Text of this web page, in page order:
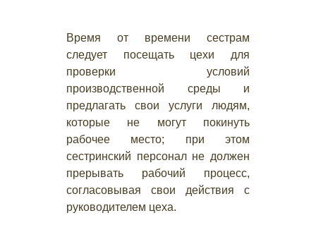
Время от времени сестрам
следует посещать цехи для
проверки условий
производственной среды и
предлагать свои услуги людям,
которые не могут покинуть
рабочее место; при этом
сестринский персонал не должен
прерывать рабочий процесс,
согласовывая свои действия с
руководителем цеха.